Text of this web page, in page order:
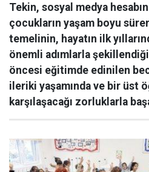
Tekin, sosyal medya
çocukların yaşam boyu
temelinin, hayatın ilk
önemli adımlarla
öncesi eğitimde edinilen
ileriki yaşamında ve bir üst
karşılaşacağı zorluklarla